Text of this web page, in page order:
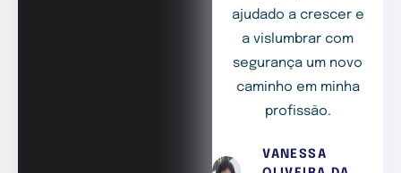
ajudado a crescer e
a vislumbrar com
segurança um novo
caminho em minha
profissão.
VANESSA